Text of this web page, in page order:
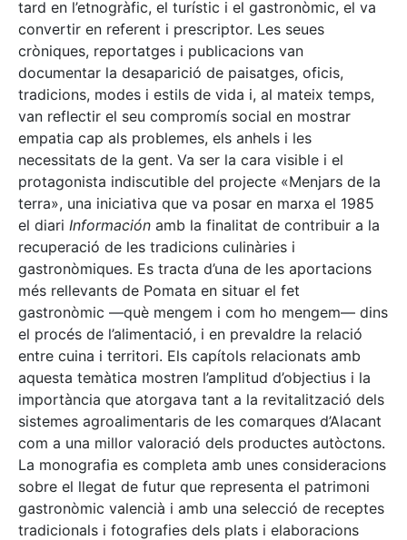
tard en l’etnogràfic, el turístic i el gastronòmic, el va
convertir en referent i prescriptor. Les seues
cròniques, reportatges i publicacions van
documentar la desaparició de paisatges, oficis,
tradicions, modes i estils de vida i, al mateix temps,
van reflectir el seu compromís social en mostrar
empatia cap als problemes, els anhels i les
necessitats de la gent. Va ser la cara visible i el
protagonista indiscutible del projecte «Menjars de la
terra», una iniciativa que va posar en marxa el 1985
el diari Información amb la finalitat de contribuir a la
recuperació de les tradicions culinàries i
gastronòmiques. Es tracta d’una de les aportacions
més rellevants de Pomata en situar el fet
gastronòmic —què mengem i com ho mengem— dins
el procés de l’alimentació, i en prevaldre la relació
entre cuina i territori. Els capítols relacionats amb
aquesta temàtica mostren l’amplitud d’objectius i la
importància que atorgava tant a la revitalització dels
sistemes agroalimentaris de les comarques d’Alacant
com a una millor valoració dels productes autòctons.
La monografia es completa amb unes consideracions
sobre el llegat de futur que representa el patrimoni
gastronòmic valencià i amb una selecció de receptes
tradicionals i fotografies dels plats i elaboracions